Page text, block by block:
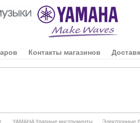
Контакты магазинов
YAMAHA Ударные инструменты Электронные